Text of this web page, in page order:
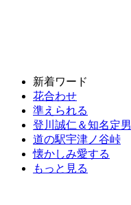
新着ワード
花合わせ
準えられる
登川誠仁＆知名定男
道の駅宇津ノ谷峠
懐かしみ愛する
もっと見る